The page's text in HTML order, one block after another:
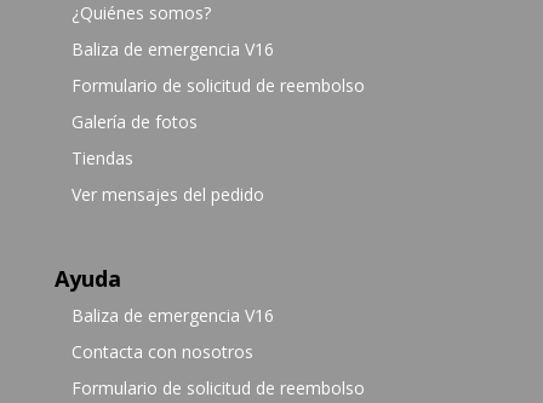
¿Quiénes somos?
Baliza de emergencia V16
Formulario de solicitud de reembolso
Galería de fotos
Tiendas
Ver mensajes del pedido
Ayuda
Baliza de emergencia V16
Contacta con nosotros
Formulario de solicitud de reembolso